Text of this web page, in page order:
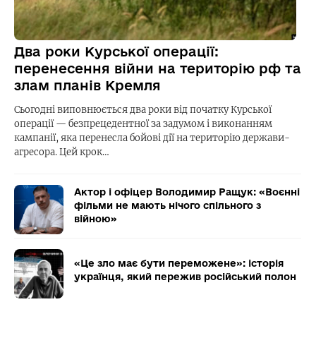
Два роки Курської операції:
перенесення війни на територію рф та
злам планів Кремля
Сьогодні виповнюється два роки від початку Курської
операції — безпрецедентної за задумом і виконанням
кампанії, яка перенесла бойові дії на територію держави-
агресора. Цей крок…
Актор і офіцер Володимир Ращук: «Воєнні
фільми не мають нічого спільного з
війною»
«Це зло має бути переможене»: історія
українця, який пережив російський полон